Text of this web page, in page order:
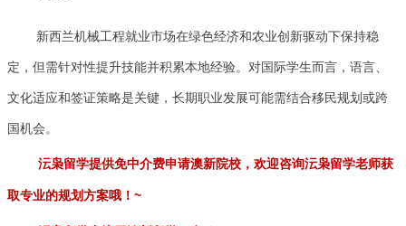
新西兰机械工程就业市场在绿色经济和农业创新驱动下保持稳
定，但需针对性提升技能并积累本地经验。对国际学生而言，语言、
文化适应和签证策略是关键，长期职业发展可能需结合移民规划或跨
国机会。
沄枭留学提供免中介费申请澳新院校，欢迎咨询沄枭留学老师获
取专业的规划方案哦！ ~